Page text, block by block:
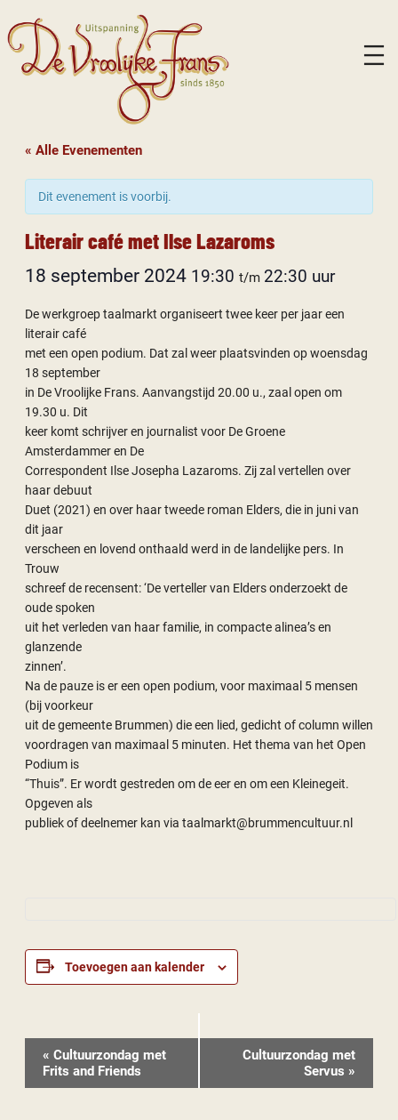
« Alle Evenementen
Dit evenement is voorbij.
Literair café met Ilse Lazaroms
18 september 2024 19:30 t/m 22:30
De werkgroep taalmarkt organiseert twee keer per jaar een
literair café
met een open podium. Dat zal weer plaatsvinden op woensdag
18 september
in De Vroolijke Frans. Aanvangstijd 20.00 u., zaal open om
19.30 u. Dit
keer komt schrijver en journalist voor De Groene
Amsterdammer en De
Correspondent Ilse Josepha Lazaroms. Zij zal vertellen over
haar debuut
Duet (2021) en over haar tweede roman Elders, die in juni van
dit jaar
verscheen en lovend onthaald werd in de landelijke pers. In
Trouw
schreef de recensent: ‘De verteller van Elders onderzoekt de
oude spoken
uit het verleden van haar familie, in compacte alinea’s en
glanzende
zinnen’.
Na de pauze is er een open podium, voor maximaal 5 mensen
(bij voorkeur
uit de gemeente Brummen) die een lied, gedicht of column willen
voordragen van maximaal 5 minuten. Het thema van het Open
Podium is
“Thuis”. Er wordt gestreden om de eer en om een Kleinegeit.
Opgeven als
publiek of deelnemer kan via taalmarkt@brummencultuur.nl
Toevoegen aan kalender
Evenement
Navigatie
« Cultuurzondag met
Frits and Friends
Cultuurzondag met
Servus »